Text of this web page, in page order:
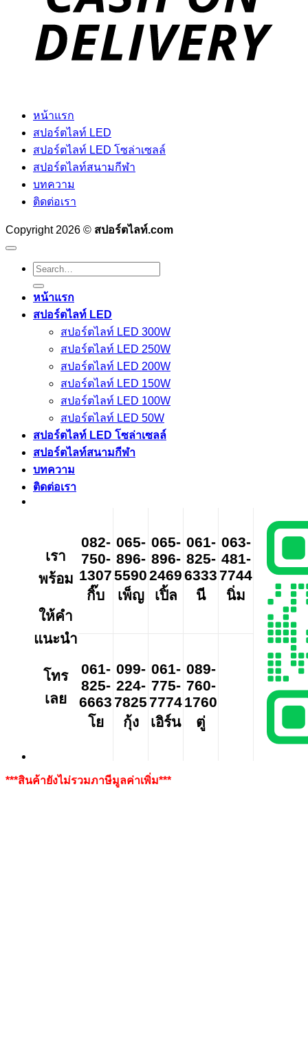
หน้าแรก
สปอร์ตไลท์ LED
สปอร์ตไลท์ LED โซล่าเซลล์
สปอร์ตไลท์สนามกีฬา
บทความ
ติดต่อเรา
Copyright 2026 © สปอร์ตไลท์.com
Search
for:
หน้าแรก
สปอร์ตไลท์ LED
สปอร์ตไลท์ LED 300W
สปอร์ตไลท์ LED 250W
สปอร์ตไลท์ LED 200W
สปอร์ตไลท์ LED 150W
สปอร์ตไลท์ LED 100W
สปอร์ตไลท์ LED 50W
สปอร์ตไลท์ LED โซล่าเซลล์
สปอร์ตไลท์สนามกีฬา
บทความ
ติดต่อเรา
เรา
พร้อม
ให้คำ
แนะนำ
โทร
เลย
082-
750-
1307
กิ๊บ
065-
896-
5590
เพ็ญ
065-
896-
2469
เปิ้ล
061-
825-
6333
นี
063-
481-
7744
นิ่ม
061-
825-
6663
โย
099-
224-
7825
กุ้ง
061-
775-
7774
เอิร์น
089-
760-
1760
ตู่
***สินค้ายังไม่รวมภาษีมูลค่าเพิ่ม***